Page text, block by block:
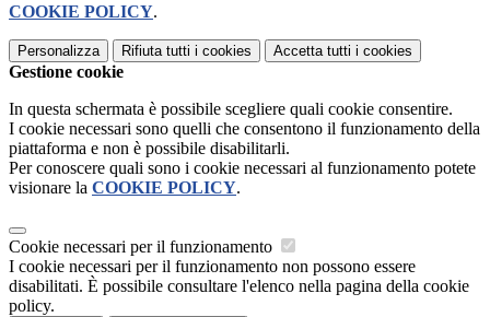
COOKIE POLICY.
Personalizza Rifiuta tutti i cookies Accetta tutti i cookies
Gestione cookie
In questa schermata è possibile scegliere quali cookie consentire.
I cookie necessari sono quelli che consentono il funzionamento della
piattaforma e non è possibile disabilitarli.
Per conoscere quali sono i cookie necessari al funzionamento potete
visionare la COOKIE POLICY.
Cookie necessari per il funzionamento
I cookie necessari per il funzionamento non possono essere
disabilitati. È possibile consultare l'elenco nella pagina della cookie
policy.